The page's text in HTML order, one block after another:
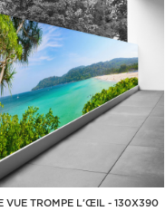
VUE TROMPE L'ŒIL - 130X390